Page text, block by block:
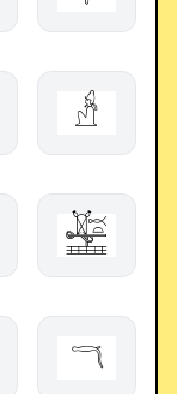
𓀲
𓈥
𓎕